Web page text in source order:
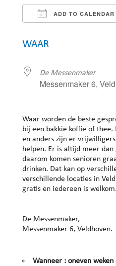
ADD TO CALENDAR
WAAR
De Messenmaker
Messenmaker 6,
Waar worden de beste
bij een bakkie koffie of
en anders zijn er
helpen. Er is altijd meer dan
daarom komen senioren
drinken. Dat kan op
verschillende locaties in
gratis en iedereen is welkom.
De Messenmaker,
Messenmaker 6, Veldhoven.
Wanneer : oneven weken